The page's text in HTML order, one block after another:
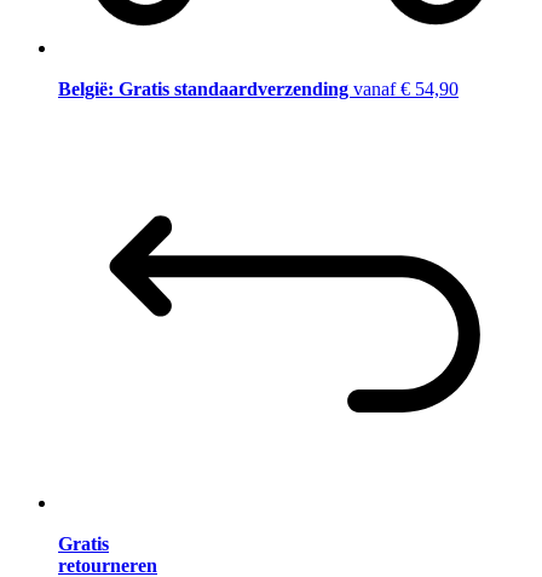
België: Gratis standaardverzending vanaf € 54,90
Gratis
retourneren